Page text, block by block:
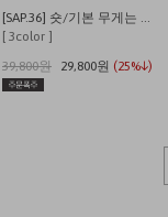
[SAP.36] 숏/기본 무게는 덜어내고 시원함만 남긴 쿨링 밴딩 데님
[ 3color ]
39,800원
29,800원 (25%↓)